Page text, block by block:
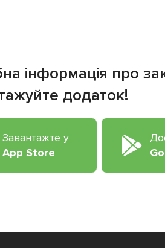
інформація про
додаток!
Завантажте у
App Store